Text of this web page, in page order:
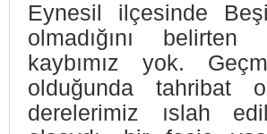
Eynesil ilçesinde
olmadığını
kaybımız yok.
olduğunda tahribat
derelerimiz ıslah